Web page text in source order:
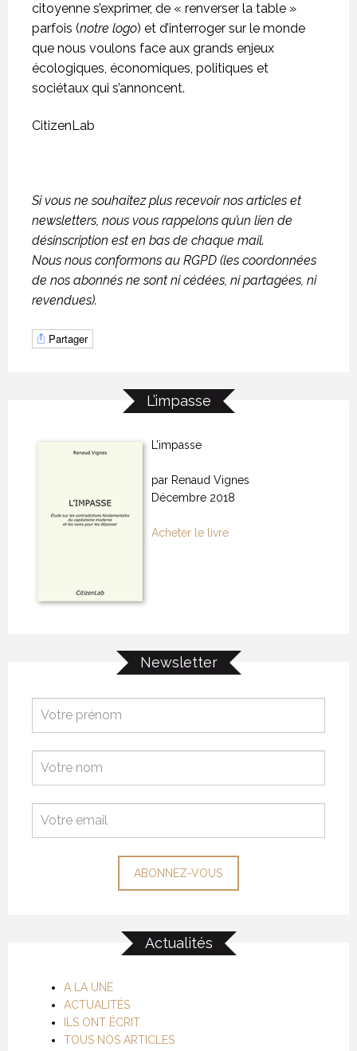
citoyenne s’exprimer, de « renverser la table »
parfois (notre logo) et d’interroger sur le monde
que nous voulons face aux grands enjeux
écologiques, économiques, politiques et
sociétaux qui s’annoncent.
CitizenLab
Si vous ne souhaitez plus recevoir nos articles et
newsletters, nous vous rappelons qu’un lien de
désinscription est en bas de chaque mail.
Nous nous conformons au RGPD (les coordonnées
de nos abonnés ne sont ni cédées, ni partagées, ni
revendues).
Partager
L’impasse
L’impasse
par Renaud Vignes
Décembre 2018
Acheter le livre
Newsletter
Actualités
A LA UNE
ACTUALITÉS
ILS ONT ÉCRIT
TOUS NOS ARTICLES